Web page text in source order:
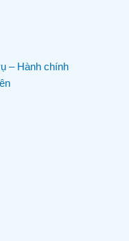
– Hành chính